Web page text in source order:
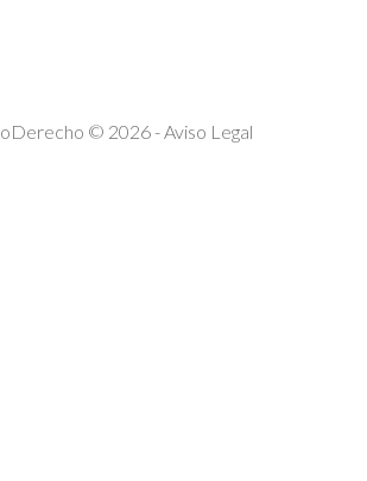
© 2026 - Aviso Legal